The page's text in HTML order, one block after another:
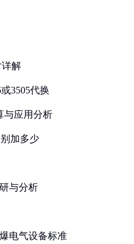
详解
3505代换
与应用分析
加多少
与分析
电气设备标准